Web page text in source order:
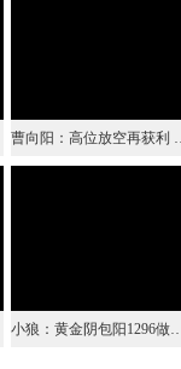
曹向阳：高
小狼：黄金阴包阳